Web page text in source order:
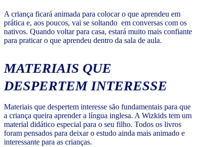
A criança ficará animada para colocar o que aprendeu em
prática e, aos poucos, vai se soltando em conversas com os
nativos. Quando voltar para casa, estará muito mais confiante
para praticar o que aprendeu dentro da sala de aula.
MATERIAIS QUE
DESPERTEM INTERESSE
Materiais que despertem interesse são fundamentais para que
a criança queira aprender a língua inglesa. A Wizkids tem um
material didático especial para o seu filho. Todos os livros
foram pensados para deixar o estudo ainda mais animado e
interessante para as crianças.